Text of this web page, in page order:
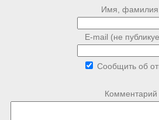
Имя,
E-mail (не
Сообщить об
Комментарий